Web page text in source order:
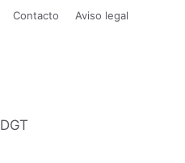
Contacto Aviso legal
DGT